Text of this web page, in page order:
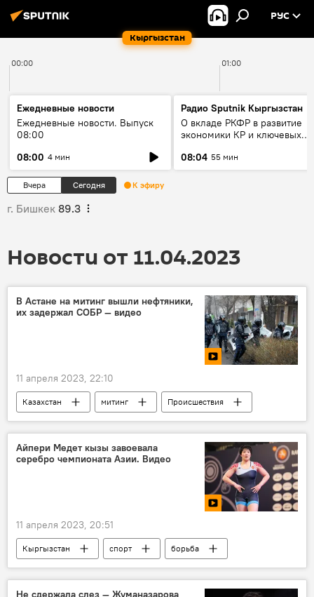
Кыргызстан
РУС
00:00 01:00
Ежедневные новости
Ежедневные новости. Выпуск
08:00
08:00 4 мин
Радио Sputnik Кыргызстан
О вкладе РКФР в развитие
экономики КР и ключевых
08:04 55 мин
Вчера Сегодня К эфиру
г. Бишкек 89.3
Новости от 11.04.2023
В Астане на митинг вышли нефтяники,
их задержал СОБР — видео
11 апреля 2023, 22:10
Казахстан митинг
Происшествия
задержание
Айпери Медет кызы завоевала
серебро чемпионата Азии. Видео
11 апреля 2023, 20:51
Кыргызстан спорт
борьба
Айпери Медет кызы
женская борьба
Не сдержала слез — Жуманазарова